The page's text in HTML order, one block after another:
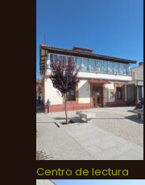
Centro de lectura